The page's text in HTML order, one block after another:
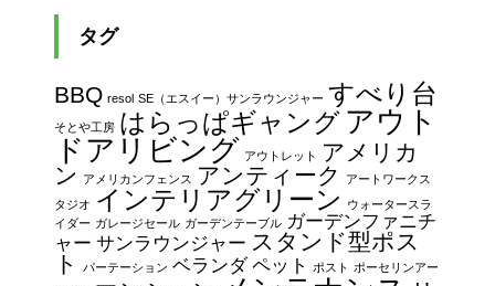
タグ
BBQ resol SE（エスイー）サンラウンジャー すべり台
そとや工房 はらっぱギャング アウト
ドアリビング アウトレット
アメリカ
ン
アメリカンフェンス アンティーク
アートワークス
タジオ インテリアグリーン
ウォータースラ
イダー ガレージセール ガーデンテーブル ガーデンファニチ
ャー サンラウンジャー スタンド型ポス
ト
パーテーション ベランダ ペット ポスト ポーセリンアー